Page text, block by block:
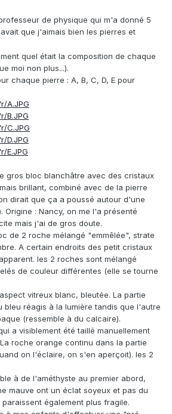
de physique qui m'a donné 5
que j'aimais bien les pierres et
quel était la composition de chaque
moi non plus...).
chaque pierre : A, B, C, D, E pour
A.JPG
B.JPG
C.JPG
D.JPG
E.JPG
gros bloc blanchâtre avec des cristaux
brillant, combiné avec de la pierre
dirait que ça a poussé autour d'une
Origine : Nancy, on me l'a présenté
mais j'ai de gros doute.
de 2 roche mélangé "emmêlée", strate
A certain endroits des petit cristaux
les 2 roches sont mélangé
de couleur différentes (elle se tourne
vitreux blanc, bleutée. La partie
bleu réagis à la lumière tandis que l'autre
(ressemble à du calcaire).
a visiblement été taillé manuellement
roche orange continu dans la partie
on l'éclaire, on s'en aperçoit). les 2
à de l'améthyste au premier abord,
mauve ont un éclat soyeux et pas du
également plus fragile.